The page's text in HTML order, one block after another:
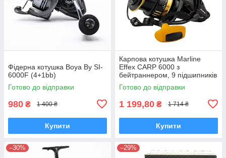
Фідерна котушка Boya By SI-
6000F (4+1bb)
Готово до відправки
980 ₴ 1 400 ₴
Купити
Карпова котушка Marline
Effex CARP 6000 з
бейтраннером, 9 підшипників
Готово до відправки
1 199,80 ₴ 1 714 ₴
Купити
–30% –29%